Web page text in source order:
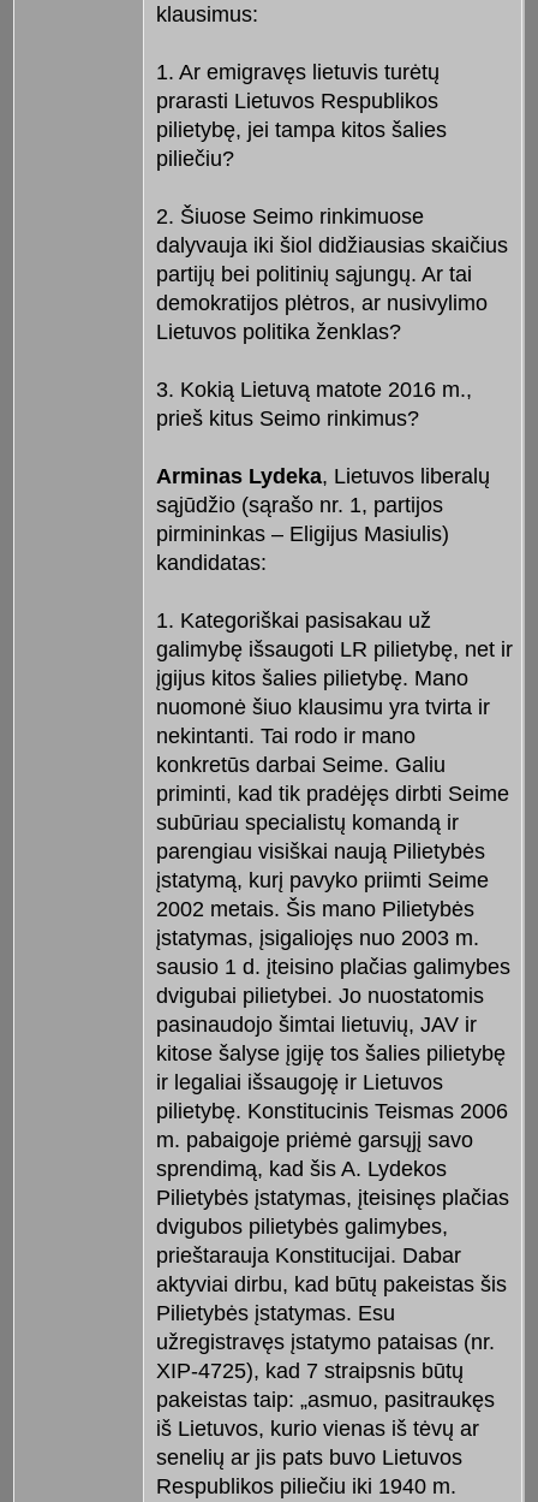
klausimus:
1. Ar emigravęs lietuvis turėtų
prarasti Lietuvos Respublikos
pilietybę, jei tampa kitos šalies
piliečiu?
2. Šiuose Seimo rinkimuose
dalyvauja iki šiol didžiausias skaičius
partijų bei politinių sąjungų. Ar tai
demokratijos plėtros, ar nusivylimo
Lietuvos politika ženklas?
3. Kokią Lietuvą matote 2016 m.,
prieš kitus Seimo rinkimus?
Arminas Lydeka, Lietuvos liberalų
sąjūdžio (sąrašo nr. 1, partijos
pirmininkas – Eligijus Masiulis)
kandidatas:
1. Kategoriškai pasisakau už
galimybę išsaugoti LR pilietybę, net ir
įgijus kitos šalies pilietybę. Mano
nuomonė šiuo klausimu yra tvirta ir
nekintanti. Tai rodo ir mano
konkretūs darbai Seime. Galiu
priminti, kad tik pradėjęs dirbti Seime
subūriau specialistų komandą ir
parengiau visiškai naują Pilietybės
įstatymą, kurį pavyko priimti Seime
2002 metais. Šis mano Pilietybės
įstatymas, įsigaliojęs nuo 2003 m.
sausio 1 d. įteisino plačias galimybes
dvigubai pilietybei. Jo nuostatomis
pasinaudojo šimtai lietuvių, JAV ir
kitose šalyse įgiję tos šalies pilietybę
ir legaliai išsaugoję ir Lietuvos
pilietybę. Konstitucinis Teismas 2006
m. pabaigoje priėmė garsųjį savo
sprendimą, kad šis A. Lydekos
Pilietybės įstatymas, įteisinęs plačias
dvigubos pilietybės galimybes,
prieštarauja Konstitucijai. Dabar
aktyviai dirbu, kad būtų pakeistas šis
Pilietybės įstatymas. Esu
užregistravęs įstatymo pataisas (nr.
XIP-4725), kad 7 straipsnis būtų
pakeistas taip: „asmuo, pasitraukęs
iš Lietuvos, kurio vienas iš tėvų ar
senelių ar jis pats buvo Lietuvos
Respublikos piliečiu iki 1940 m.